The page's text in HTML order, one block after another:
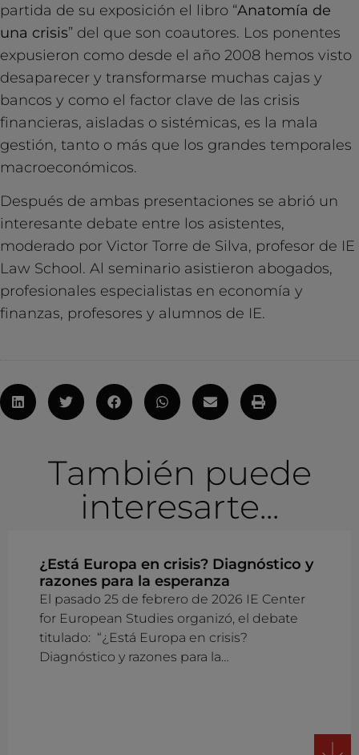
partida de su exposición el libro “Anatomía de
una crisis” del que son coautores. Los ponentes
expusieron como desde el año 2008 hemos visto
desaparecer y transformarse muchas cajas y
bancos y como el factor clave de las crisis
financieras, aisladas o sistémicas, es la mala
gestión, tanto o más que los grandes temporales
macroeconómicos.
Después de ambas presentaciones se abrió un
interesante debate entre los asistentes,
moderado por Victor Torre de Silva, profesor de IE
Law School. Al seminario asistieron abogados,
profesionales especialistas en economía y
finanzas, profesores y alumnos de IE.
También puede
interesarte...
¿Está Europa en crisis? Diagnóstico y
razones para la esperanza
El pasado 25 de febrero de 2026 IE Center
for European Studies organizó, el debate
titulado: “¿Está Europa en crisis?
Diagnóstico y razones para la…